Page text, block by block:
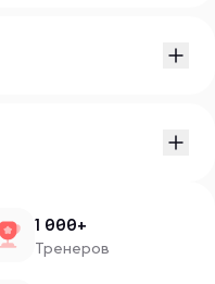
1 000+
Тренеров